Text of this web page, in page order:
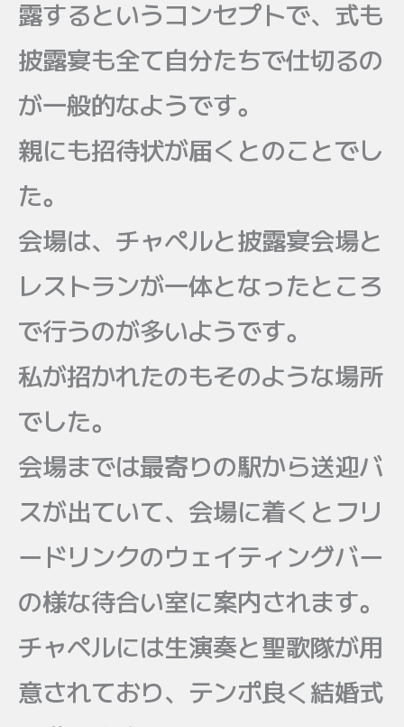
露するというコンセプトで、式も
披露宴も全て自分たちで仕切るの
が一般的なようです。
親にも招待状が届くとのことでし
た。
会場は、チャペルと披露宴会場と
レストランが一体となったところ
で行うのが多いようです。
私が招かれたのもそのような場所
でした。
会場までは最寄りの駅から送迎バ
スが出ていて、会場に着くとフリ
ードリンクのウェイティングバー
の様な待合い室に案内されます。
チャペルには生演奏と聖歌隊が用
意されており、テンポ良く結婚式